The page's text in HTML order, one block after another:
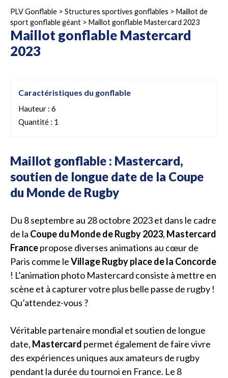
PLV Gonflable > Structures sportives gonflables > Maillot de
sport gonflable géant > Maillot gonflable Mastercard 2023
Maillot gonflable Mastercard
2023
Caractéristiques du gonflable
Hauteur : 6
Quantité : 1
Maillot gonflable : Mastercard,
soutien de longue date de la Coupe
du Monde de Rugby
Du 8 septembre au 28 octobre 2023 et dans le cadre
de la Coupe du Monde de Rugby 2023, Mastercard
Francepropose diverses animations au cœur de
Paris comme leVillage Rugby place de la Concorde
! L’animation photo Mastercard consiste à mettre en
scène et à capturer votre plus belle passe de rugby !
Qu’attendez-vous ?
Véritable partenaire mondial et soutien de longue
date, Mastercard permet également de faire vivre
des expériences uniques aux amateurs de rugby
pendant la durée du tournoi en France. Le 8